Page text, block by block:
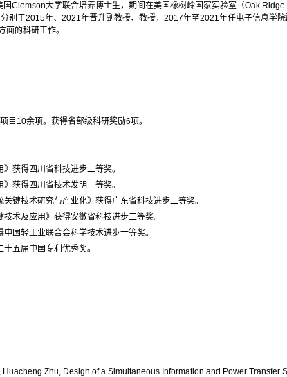
国Clemson大学联合培养博士生，期间在美国橡树岭国家实验室（Oak
别于2015年、 2021年晋升副教授、教授， 2017年至2021年任电子信息学院
的科研工作。
目 10余项。获得省部级科研奖励6项。
获得四川省科技进步二等奖。
获得四川省技术发明一等奖。
键技术研究与产业化》获得广东省科技进步二等奖。
术及应用》获得安徽省科技进步二等奖。
国轻工业联合会科学技术进步一等奖。
五届中国专利优秀奖。
Zhu, Design of a Simultaneous Information and Power Transfer